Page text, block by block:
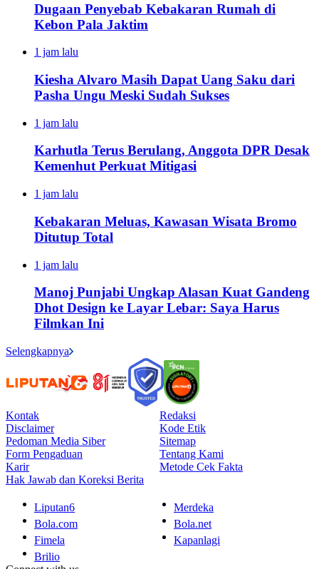
Dugaan Penyebab Kebakaran Rumah di
Kebon Pala Jaktim
1 jam lalu
Kiesha Alvaro Masih Dapat Uang Saku dari
Pasha Ungu Meski Sudah Sukses
1 jam lalu
Karhutla Terus Berulang, Anggota DPR Desak
Kemenhut Perkuat Mitigasi
1 jam lalu
Kebakaran Meluas, Kawasan Wisata Bromo
Ditutup Total
1 jam lalu
Manoj Punjabi Ungkap Alasan Kuat Gandeng
Dhot Design ke Layar Lebar: Saya Harus
Filmkan Ini
Selengkapnya
Kontak
Redaksi
Disclaimer
Kode Etik
Pedoman Media Siber
Sitemap
Form Pengaduan
Tentang Kami
Karir
Metode Cek Fakta
Hak Jawab dan Koreksi Berita
Liputan6
Merdeka
Bola.com
Bola.net
Fimela
Kapanlagi
Brilio